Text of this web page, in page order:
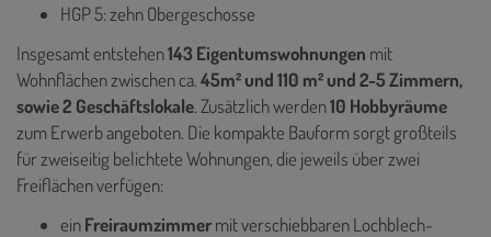
HGP 5: zehn Obergeschosse
Insgesamt entstehen143 Eigentumswohnungen mit
Wohnflächen zwischen ca.45m² und 110 m² und 2-5 Zimmern,
sowie 2 Geschäftslokale. Zusätzlich werden10 Hobbyräume
zum Erwerb angeboten. Die kompakte Bauform sorgt großteils
für zweiseitig belichtete Wohnungen, die jeweils über zwei
Freiflächen verfügen:
einFreiraumzimmermit verschiebbaren Lochblech-